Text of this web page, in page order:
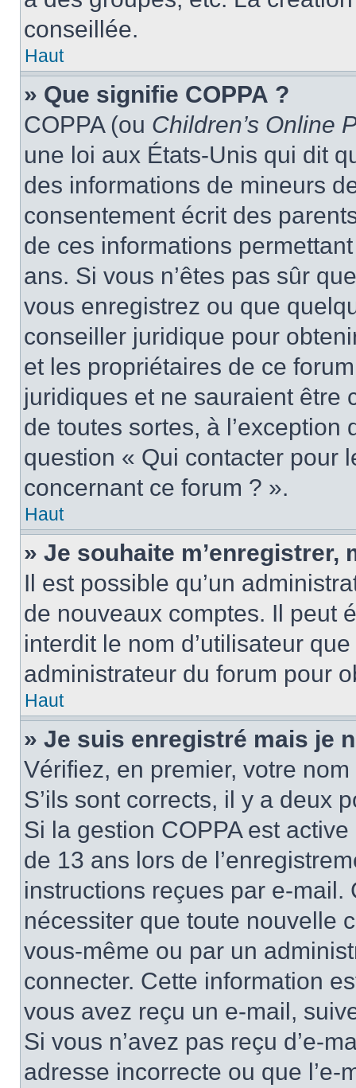
conseillée.
Haut
» Que signifie COPPA ?
COPPA (ou Children’s Online
une loi aux États-Unis qui dit
des informations de mineurs
consentement écrit des
de ces informations
ans. Si vous n’êtes pas sûr
vous enregistrez ou que
conseiller juridique pour
et les propriétaires de ce
juridiques et ne sauraient être
de toutes sortes, à
question « Qui contacter pour
concernant ce forum ? ».
Haut
» Je souhaite m’enregistrer,
Il est possible qu’un
de nouveaux comptes. Il peut
interdit le nom d’utilisateur
administrateur du forum pour
Haut
» Je suis enregistré mais je
Vérifiez, en premier, votre
S’ils sont corrects, il y a deux
Si la gestion COPPA est
de 13 ans lors de
instructions reçues par e-
nécessiter que toute nouvelle
vous-même ou par un
connecter. Cette information
vous avez reçu un e-mail,
Si vous n’avez pas reçu d’e-
adresse incorrecte ou que